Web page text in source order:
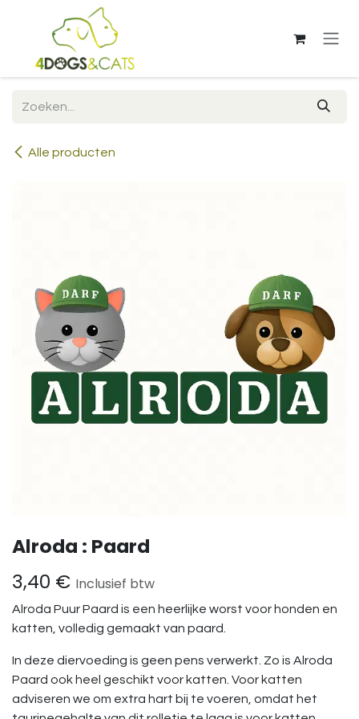
Overslaan naar inhoud
Alle producten
Alroda : Paard
3,40 € Inclusief btw
Alroda Puur Paard is een heerlijke worst voor honden en
katten, volledig gemaakt van paard.
In deze diervoeding is geen pens verwerkt. Zo is Alroda
Paard ook heel geschikt voor katten. Voor katten
adviseren we om extra hart bij te voeren, omdat het